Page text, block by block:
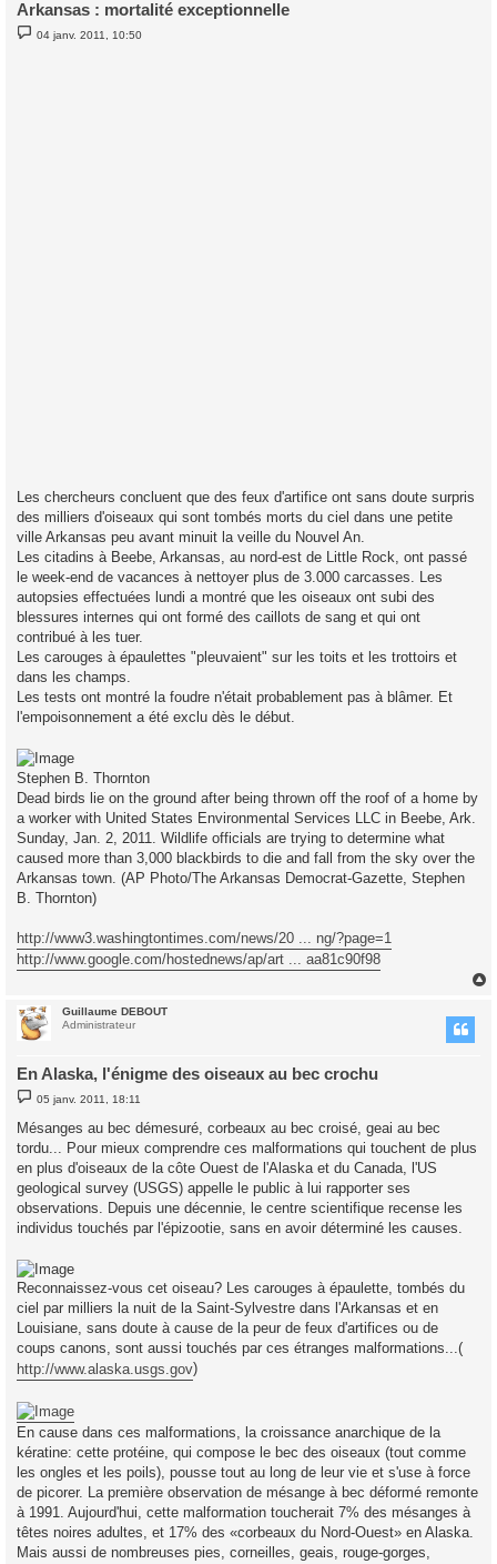
Arkansas : mortalité exceptionnelle
M
e
04 janv. 2011, 10:50
Les chercheurs concluent que des feux d'artifice ont sans doute surpris
des milliers d'oiseaux qui sont tombés morts du ciel dans une petite
ville Arkansas peu avant minuit la veille du Nouvel An.
Les citadins à Beebe, Arkansas, au nord-est de Little Rock, ont passé
le week-end de vacances à nettoyer plus de 3.000 carcasses. Les
autopsies effectuées lundi a montré que les oiseaux ont subi des
blessures internes qui ont formé des caillots de sang et qui ont
contribué à les tuer.
Les carouges à épaulettes "pleuvaient" sur les toits et les trottoirs et
dans les champs.
Les tests ont montré la foudre n'était probablement pas à blâmer. Et
l'empoisonnement a été exclu dès le début.
Stephen B. Thornton
Dead birds lie on the ground after being thrown off the roof of a home by
a worker with United States Environmental Services LLC in Beebe, Ark.
Sunday, Jan. 2, 2011. Wildlife officials are trying to determine what
caused more than 3,000 blackbirds to die and fall from the sky over the
Arkansas town. (AP Photo/The Arkansas Democrat-Gazette, Stephen
B. Thornton)
http://www3.washingtontimes.com/news/20 ... ng/?page=1
http://www.google.com/hostednews/ap/art ... aa81c90f98
Guillaume DEBOUT
Administrateur
En Alaska, l'énigme des oiseaux au bec crochu
M
s
s
a
e
05 janv. 2011, 18:11
Mésanges au bec démesuré, corbeaux au bec croisé, geai au bec
tordu... Pour mieux comprendre ces malformations qui touchent de plus
en plus d'oiseaux de la côte Ouest de l'Alaska et du Canada, l'US
geological survey (USGS) appelle le public à lui rapporter ses
observations. Depuis une décennie, le centre scientifique recense les
individus touchés par l'épizootie, sans en avoir déterminé les causes.
Reconnaissez-vous cet oiseau? Les carouges à épaulette, tombés du
ciel par milliers la nuit de la Saint-Sylvestre dans l'Arkansas et en
Louisiane, sans doute à cause de la peur de feux d'artifices ou de
coups canons, sont aussi touchés par ces étranges malformations...(
http://www.alaska.usgs.gov)
En cause dans ces malformations, la croissance anarchique de la
kératine: cette protéine, qui compose le bec des oiseaux (tout comme
les ongles et les poils), pousse tout au long de leur vie et s'use à force
de picorer. La première observation de mésange à bec déformé remonte
à 1991. Aujourd'hui, cette malformation toucherait 7% des mésanges à
têtes noires adultes, et 17% des «corbeaux du Nord-Ouest» en Alaska.
Mais aussi de nombreuses pies, corneilles, geais, rouge-gorges,